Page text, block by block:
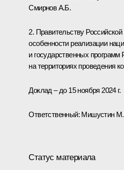
Смирнов А.Б.
2. Правительству
особенности реализации
и государственных
на территориях проведения
Доклад – до 15 ноября 2024 г.
Ответственный: Мишустин
Статус материала